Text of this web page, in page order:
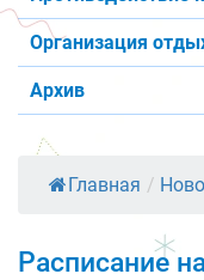
Организация
Архив
Главная /
Расписание